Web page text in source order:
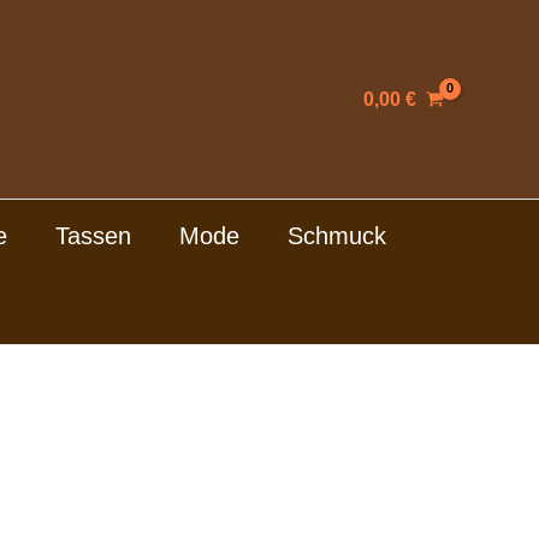
0,00 €
Tassen Mode Schmuck